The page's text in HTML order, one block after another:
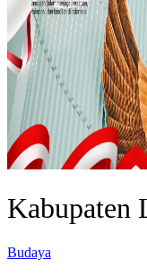
Kabupaten
Budaya